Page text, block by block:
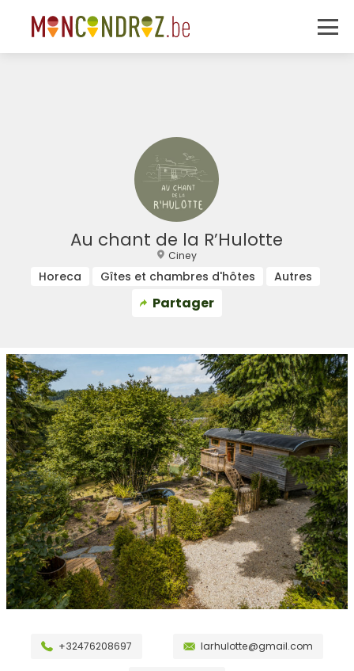
Au chant de la R’Hulotte
Ciney
Horeca Gîtes et chambres d'hôtes Autres
Partager
+32476208697 larhulotte@gmail.com